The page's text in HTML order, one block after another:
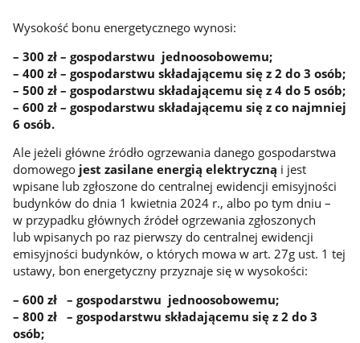
Wysokość bonu energetycznego wynosi:
– 300 zł – gospodarstwu jednoosobowemu;
– 400 zł – gospodarstwu składającemu się z 2 do 3 osób;
– 500 zł – gospodarstwu składającemu się z 4 do 5 osób;
– 600 zł – gospodarstwu składającemu się z co najmniej
6 osób.
Ale jeżeli główne źródło ogrzewania danego gospodarstwa
domowego jest zasilane energią elektryczną i jest
wpisane lub zgłoszone do centralnej ewidencji emisyjności
budynków do dnia 1 kwietnia 2024 r., albo po tym dniu –
w przypadku głównych źródeł ogrzewania zgłoszonych
lub wpisanych po raz pierwszy do centralnej ewidencji
emisyjności budynków, o których mowa w art. 27g ust. 1 tej
ustawy, bon energetyczny przyznaje się w wysokości:
– 600 zł – gospodarstwu jednoosobowemu;
– 800 zł – gospodarstwu składającemu się z 2 do 3
osób;